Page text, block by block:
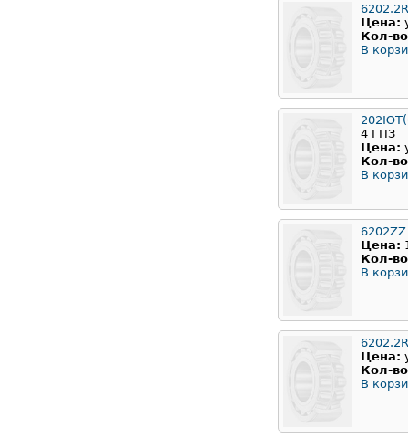
Цена:
Кол-
В
4 ГПЗ
Цена:
Кол-
В
6202ZZ
Цена:
Кол-
В
Цена:
Кол-
В